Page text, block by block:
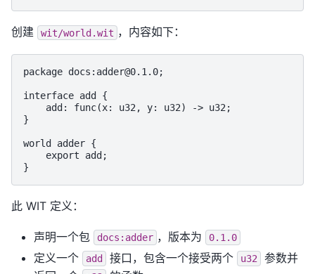
创建 wit/world.wit ，内容如下：
package docs:adder@0.1.0;
interface add {
    add: func(x: u32, y: u32) -> u32;
}
world adder {
    export add;
此 WIT 定义：
声明一个包 docs:adder ，版本为 0.1.0
定义一个 add 接口，包含一个接受两个 u32
参数并